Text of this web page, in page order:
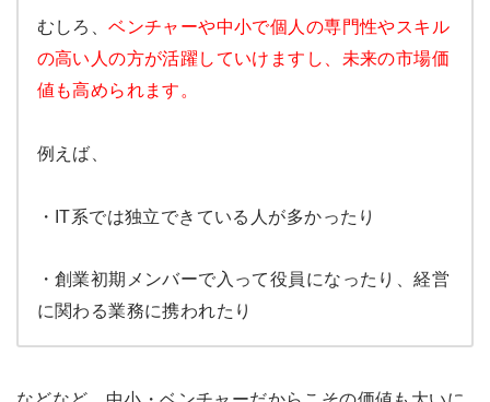
むしろ、ベンチャーや中小で個人の専門性やスキル
の高い人の方が活躍していけますし、未来の市場価
値も高められます。
例えば、
・IT系では独立できている人が多かったり
・創業初期メンバーで入って役員になったり、経営
に関わる業務に携われたり